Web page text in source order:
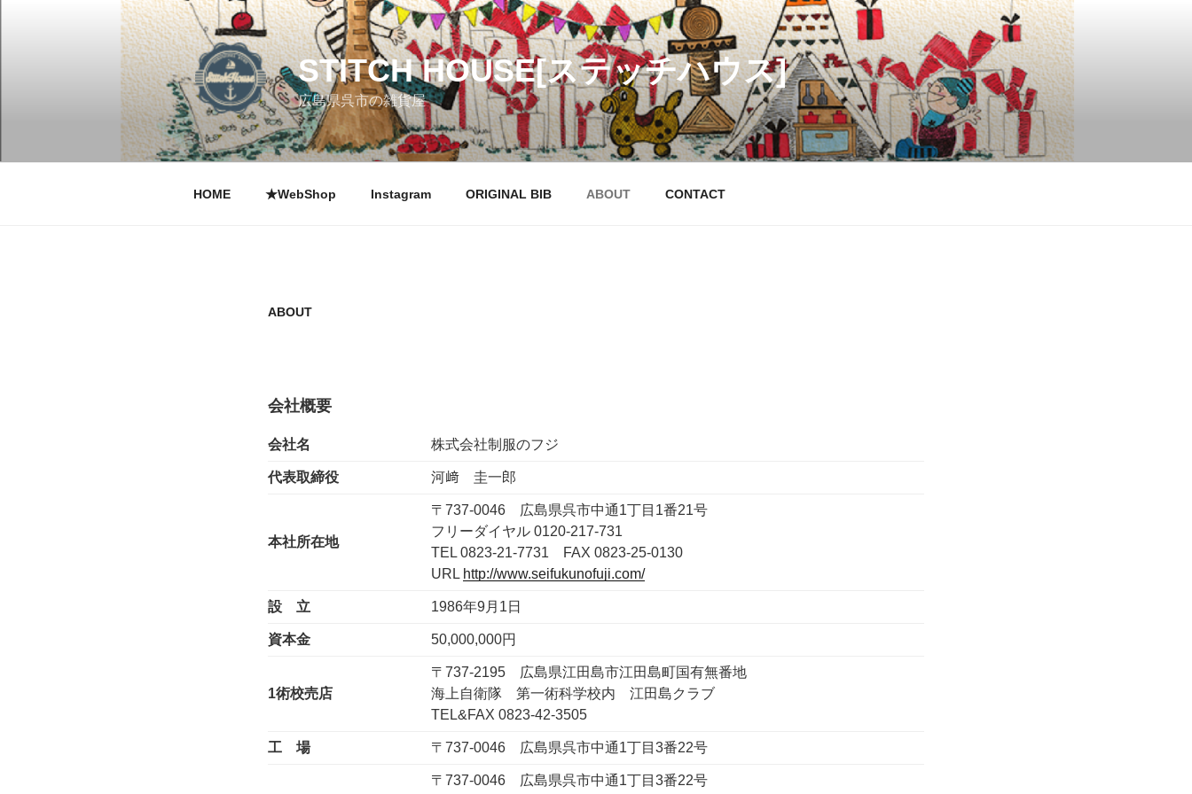
キ
STITCH HOUSE[ステッチハウス]
広島県呉市の雑貨屋
HOME ★WebShop Instagram ORIGINAL BIB ABOUT CONTACT
ABOUT
会社概要
会社名 株式会社制服のフジ
代表取締役 河﨑 圭一郎
本社所在地
〒737-0046 広島県呉市中通1丁目1番21号
フリーダイヤル 0120-217-731
TEL 0823-21-7731 FAX 0823-25-0130
URL http://www.seifukunofuji.com/
設 立 1986年9月1日
資本金 50,000,000円
1術校売店
〒737-2195 広島県江田島市江田島町国有無番地
海上自衛隊 第一術科学校内 江田島クラブ
TEL&FAX 0823-42-3505
工 場 〒737-0046 広島県呉市中通1丁目3番22号
〒737-0046 広島県呉市中通1丁目3番22号